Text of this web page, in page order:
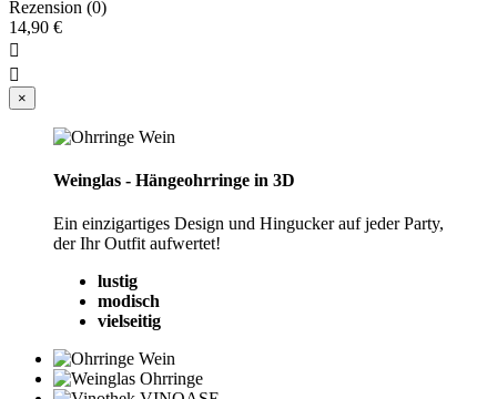
Rezension (0)
14,90 €


×
Weinglas - Hängeohrringe in 3D
Ein einzigartiges Design und Hingucker auf jeder Party,
der Ihr Outfit aufwertet!
lustig
modisch
vielseitig